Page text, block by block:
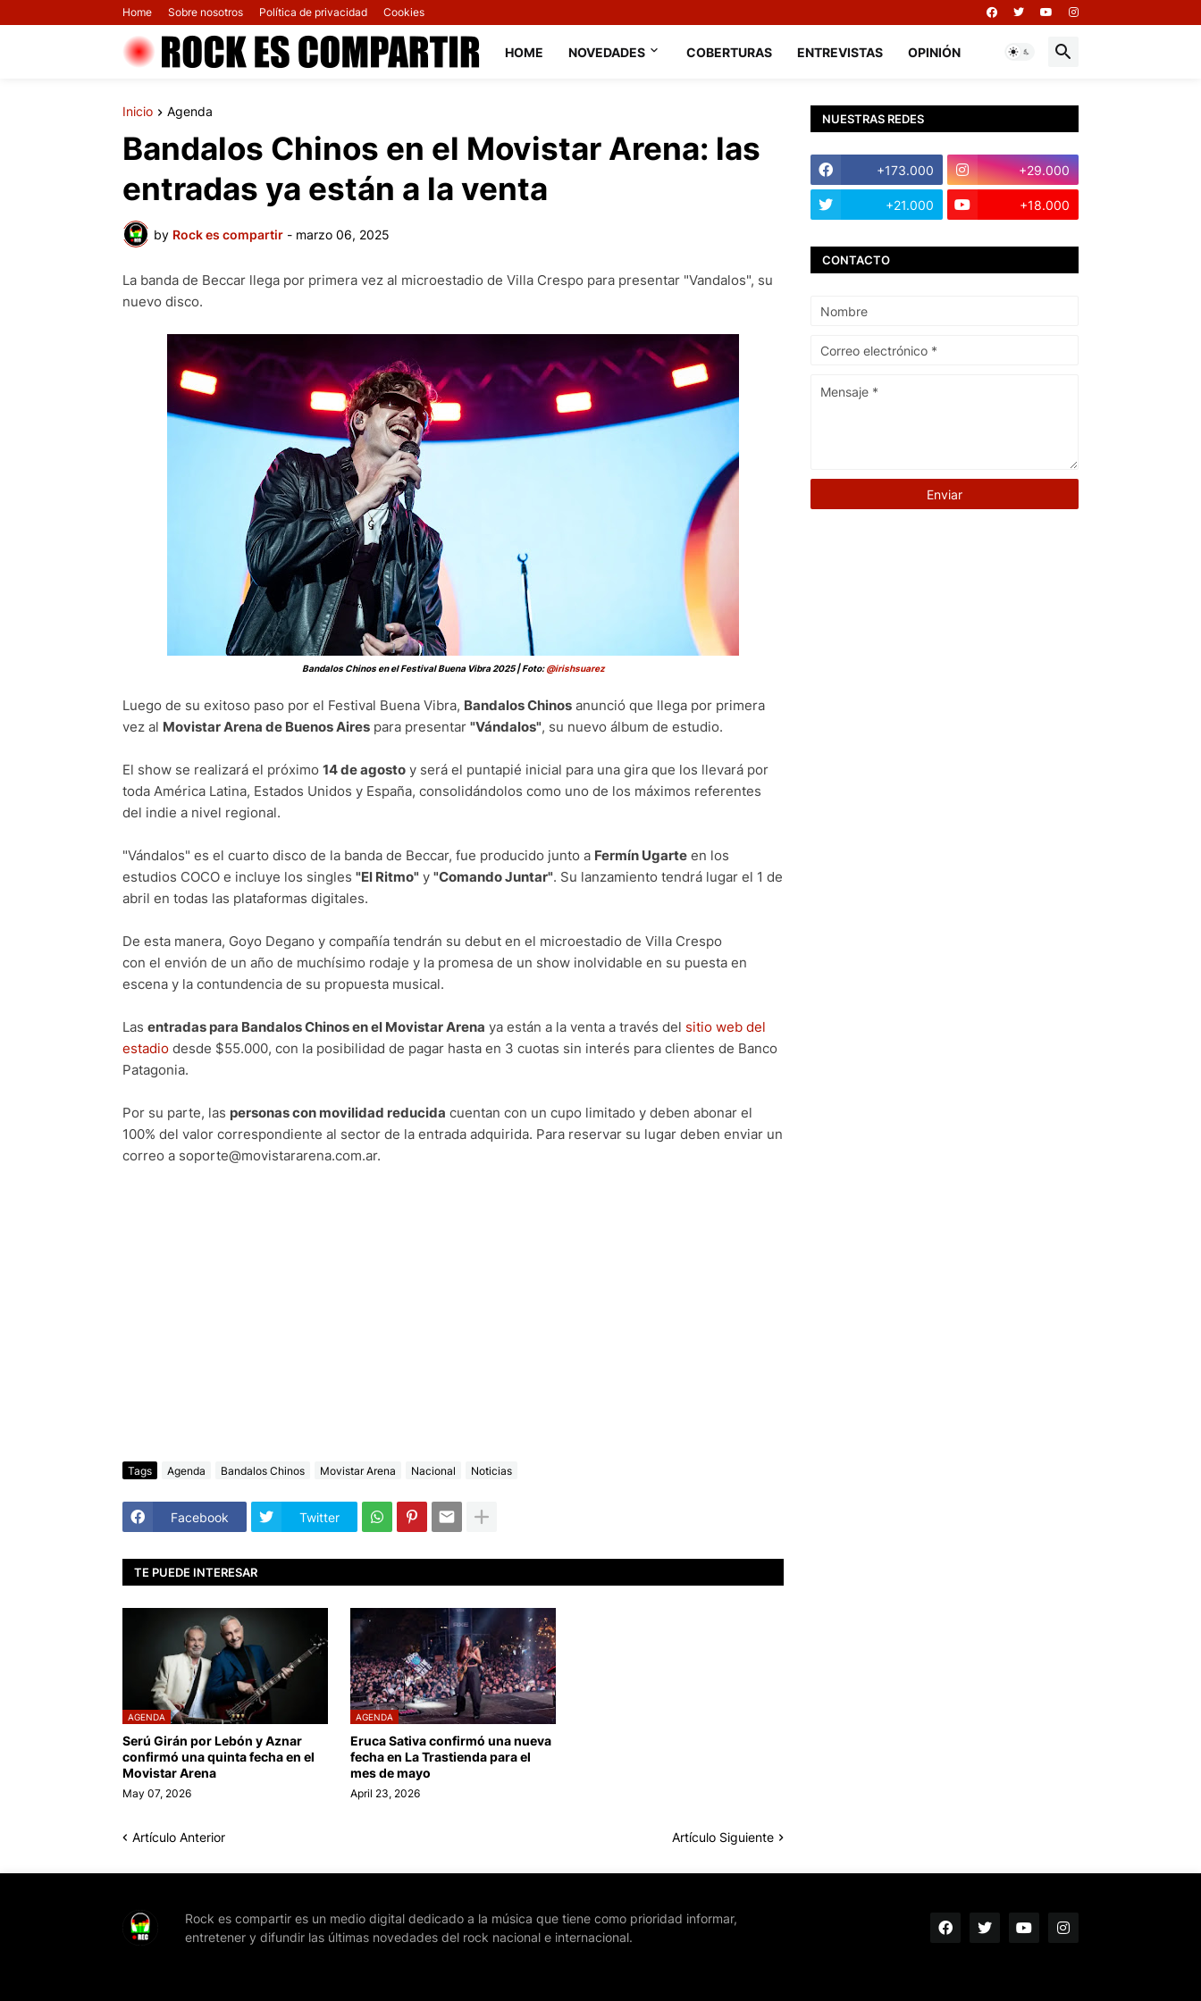
Home Sobre nosotros Política de privacidad Cookies
HOME NOVEDADES COBERTURAS ENTREVISTAS OPINIÓN
Inicio Agenda
Bandalos Chinos en el Movistar Arena: las
entradas ya están a la venta
by Rock es compartir - marzo 06, 2025
La banda de Beccar llega por primera vez al microestadio de Villa Crespo para presentar "Vandalos", su
nuevo disco.
Bandalos Chinos en el Festival Buena Vibra 2025 | Foto:@irishsuarez
Luego de su exitoso paso por el Festival Buena Vibra, Bandalos Chinos anunció que llega por primera
vez al Movistar Arena de Buenos Aires para presentar "Vándalos", su nuevo álbum de estudio.
El show se realizará el próximo 14 de agosto y será el puntapié inicial para una gira que los llevará por
toda América Latina, Estados Unidos y España, consolidándolos como uno de los máximos referentes
del indie a nivel regional.
"Vándalos" es el cuarto disco de la banda de Beccar, fue producido junto a Fermín Ugarte en los
estudios COCO e incluye los singles "El Ritmo" y "Comando Juntar". Su lanzamiento tendrá lugar el 1 de
abril en todas las plataformas digitales.
De esta manera, Goyo Degano y compañía tendrán su debut en el microestadio de Villa Crespo
con el envión de un año de muchísimo rodaje y la promesa de un show inolvidable en su puesta en
escena y la contundencia de su propuesta musical.
Las entradas para Bandalos Chinos en el Movistar Arena ya están a la venta a través del sitio web del
estadio desde $55.000, con la posibilidad de pagar hasta en 3 cuotas sin interés para clientes de Banco
Patagonia.
Por su parte, las personas con movilidad reducida cuentan con un cupo limitado y deben abonar el
100% del valor correspondiente al sector de la entrada adquirida. Para reservar su lugar deben enviar un
correo a soporte@movistararena.com.ar.
Tags Agenda Bandalos Chinos Movistar Arena Nacional Noticias
Facebook Twitter
TE PUEDE INTERESAR
AGENDA
Serú Girán por Lebón y Aznar
confirmó una quinta fecha en el
Movistar Arena
May 07, 2026
AGENDA
Eruca Sativa confirmó una nueva
fecha en La Trastienda para el
mes de mayo
April 23, 2026
Artículo Anterior Artículo Siguiente
NUESTRAS REDES
+173.000 +29.000
+21.000 +18.000
CONTACTO
Rock es compartir es un medio digital dedicado a la música que tiene como prioridad informar,
entretener y difundir las últimas novedades del rock nacional e internacional.